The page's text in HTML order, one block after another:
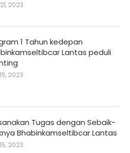
2023
1 Tahun kedepan
Lantas peduli
2023
Tugas dengan Sebaik-
Bhabinkamseltibcar Lantas
2023